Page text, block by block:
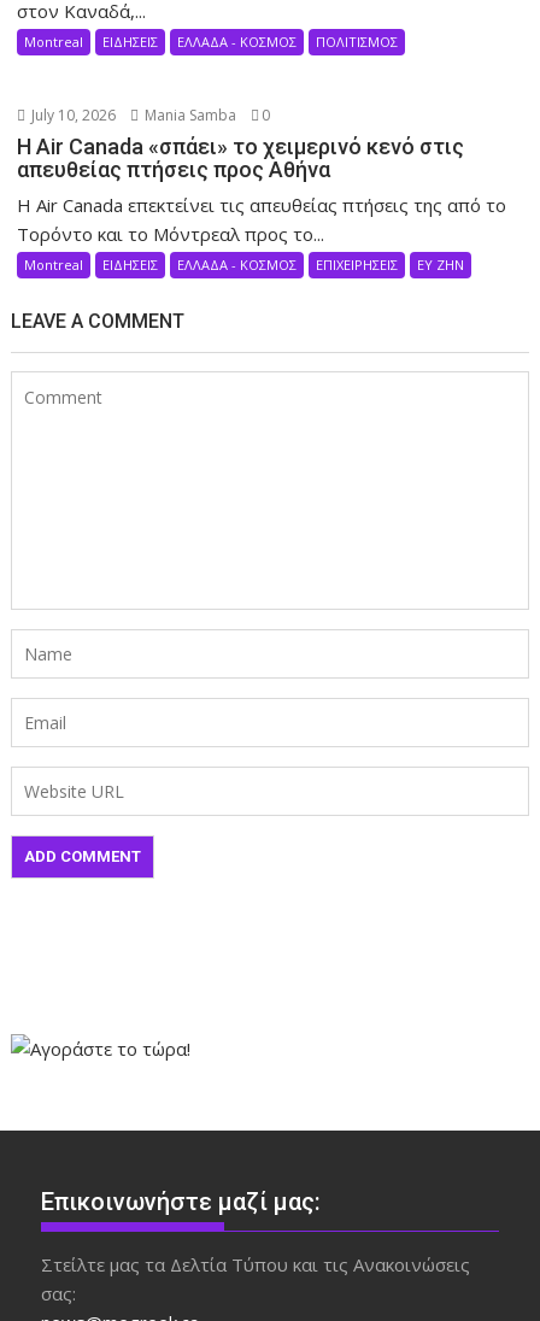
στον Καναδά,...
Montreal ΕΙΔΗΣΕΙΣ ΕΛΛΑΔΑ - ΚΟΣΜΟΣ ΠΟΛΙΤΙΣΜΟΣ
July 10, 2026 Mania Samba 0
Η Air Canada «σπάει» το χειμερινό κενό στις
απευθείας πτήσεις προς Αθήνα
Η Air Canada επεκτείνει τις απευθείας πτήσεις της από το
Τορόντο και το Μόντρεαλ προς το...
Montreal ΕΙΔΗΣΕΙΣ ΕΛΛΑΔΑ - ΚΟΣΜΟΣ ΕΠΙΧΕΙΡΗΣΕΙΣ ΕΥ ΖΗΝ
LEAVE A COMMENT
Επικοινωνήστε μαζί μας:
Στείλτε μας τα Δελτία Τύπου και τις Ανακοινώσεις
σας: